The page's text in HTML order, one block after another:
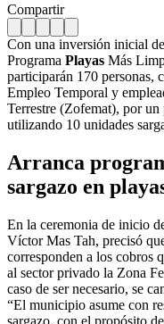
Compartir
Con una inversión inicial
Programa Playas Más
participarán 170 personas,
Empleo Temporal y
Terrestre (Zofemat), por un
utilizando 10 unidades
Arranca
sargazo en
En la ceremonia de inicio
Víctor Mas Tah, precisó
corresponden a los cobros
al sector privado la Zona
caso de ser necesario, se
“El municipio asume con
sargazo, con el propósito